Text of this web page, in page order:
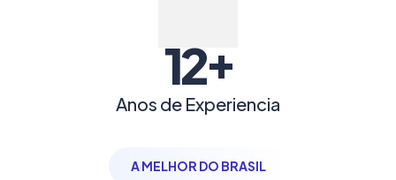
12+
Anos de Experiencia
A MELHOR DO BRASIL